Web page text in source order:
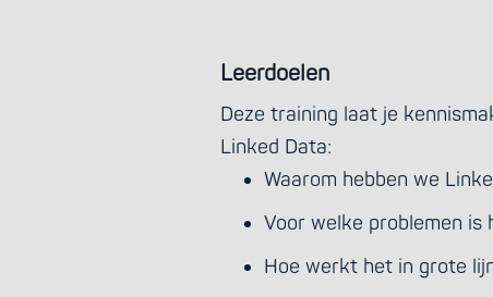
Leerdoelen
Deze training laat je
Linked Data:
Waarom hebben we
Voor welke problemen is
Hoe werkt het in grote